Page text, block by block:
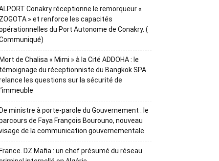
Conakry réceptionne le remorqueur «
ZOGOTA » et renforce les capacités
du Port Autonome de Conakry. (
Mort de Chalisa « Mimi » à la Cité ADDOHA : le
témoignage du réceptionniste du Bangkok SPA
les questions sur la sécurité de
l’immeuble
De ministre à porte-parole du Gouvernement : le
de Faya François Bourouno, nouveau
de la communication gouvernementale
France. DZ Mafia : un chef présumé du réseau